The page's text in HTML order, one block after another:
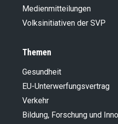
Medienmitteilungen
Volksinitiativen der SVP
Themen
Gesundheit
EU-Unterwerfungsvertrag
Verkehr
Bildung, Forschung und